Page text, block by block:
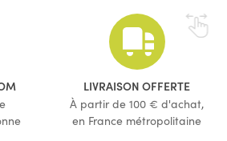
(53 avis)
LIVRAISON OFFERTE
À partir de 100 € d'achat,
en France métropolitaine